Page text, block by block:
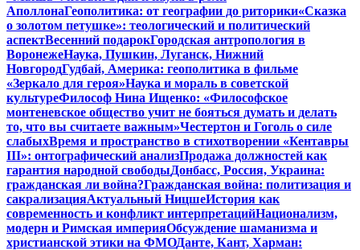
АполлонаГеополитика: от географии до риторики«Сказка
о золотом петушке»: теологический и политический
аспектВесенний подарокГородская антропология в
ВоронежеНаука, Пушкин, Луганск, Нижний
НовгородГудбай, Америка: геополитика в фильме
«Зеркало для героя»Наука и мораль в советской
культуреФилософ Нина Ищенко: «Философское
монтеневское общество учит не бояться думать и делать
то, что вы считаете важным»Честертон и Гоголь о силе
слабыхВремя и пространство в стихотворении «Кентавры
III»: онтографический анализПродажа должностей как
гарантия народной свободыДонбасс, Россия, Украина:
гражданская ли война?Гражданская война: политизация и
сакрализацияАктуальный НицшеИстория как
современность и конфликт интерпретацийНационализм,
модерн и Римская империяОбсуждение шаманизма и
христианской этики на ФМОДанте, Кант, Харман: